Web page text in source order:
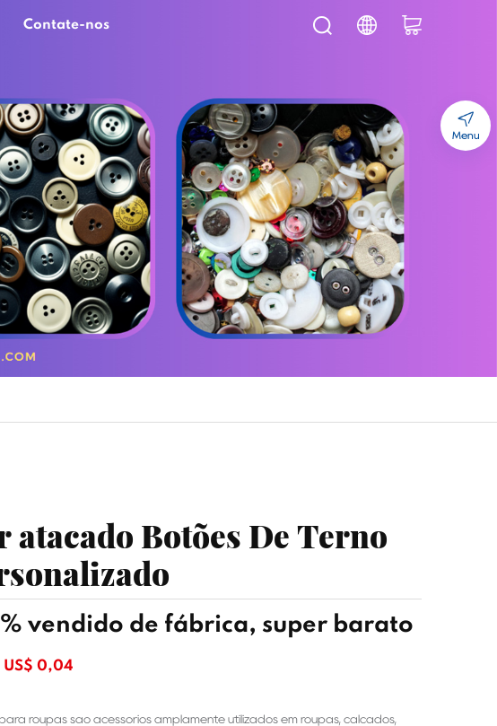
Contate-nos
atacado Botões De Terno
vendido de fábrica, super barato
US$ 0,04
roupas são acessórios amplamente utilizados em roupas, calçados,
Menu